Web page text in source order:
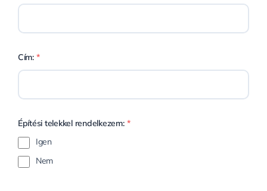
Cím: *
Építési telekkel rendelkezem: *
Igen
Nem